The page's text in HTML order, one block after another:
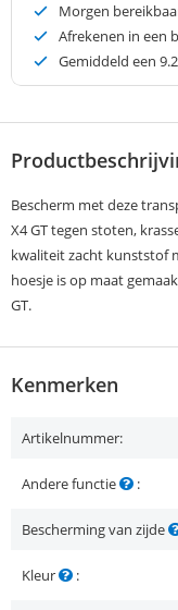
Morgen
Afrekenen in een
Gemiddeld een 9.2
Bescherm met deze
X4 GT tegen stoten,
kwaliteit zacht kunststof
hoesje is op maat
GT.
Kenmerken
Artikelnummer:
Andere functie :
Bescherming van zijde
Kleur :